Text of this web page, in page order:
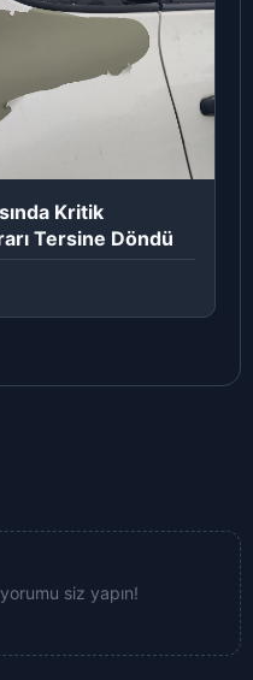
Kritik
Tersine Döndü
siz yapın!